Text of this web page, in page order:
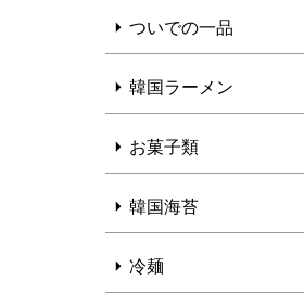
ついでの一品
韓国ラーメン
お菓子類
韓国海苔
冷麺